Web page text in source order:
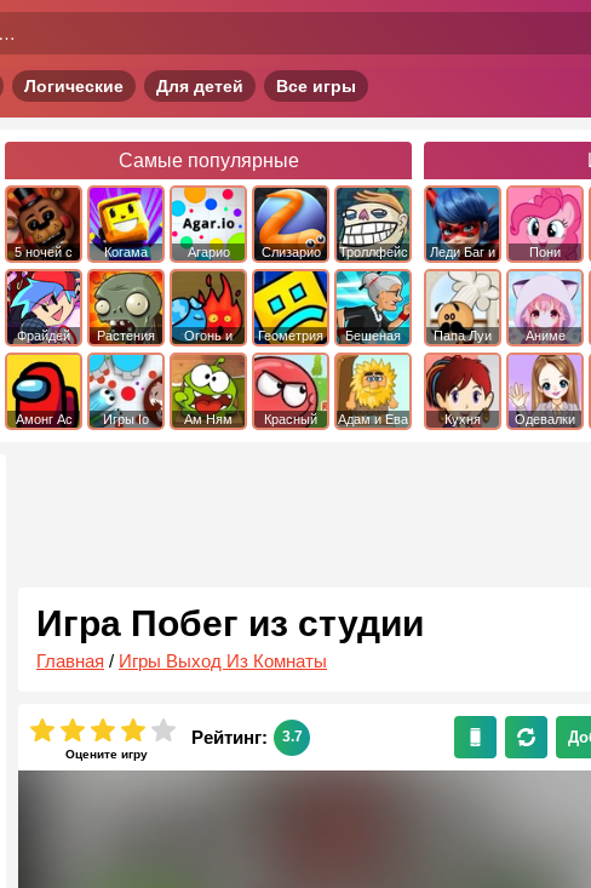
Логические Для детей Все игры
Самые популярные
5 ночей с
фредди
Когама Агарио Слизарио
Троллфейс
квест
Фрайдей
Найт
Фанкин
Растения
против
Зомби
Огонь и
Вода
Геометрия
Даш
Бешеная
бабка
сбежала из
психушки
Амонг Ас Игры Io Ам Ням
Красный
Адам и Ева
Леди Баг и
Супер Кот
Пони
Дружба это
Папа Луи Аниме
Кухня
Одевалки
Игра Побег из студии
Главная / Игры Выход Из Комнаты
Оцените игру
Рейтинг: 3.7